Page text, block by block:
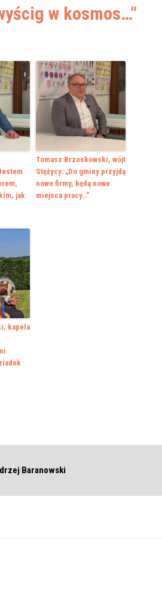
w kosmos…”
jak
Tomasz Brzoskowski, wójt
Stężycy: „Do gminy przyjdą
nowe firmy, będą nowe
miejsca pracy…”
kapela
Baranowski